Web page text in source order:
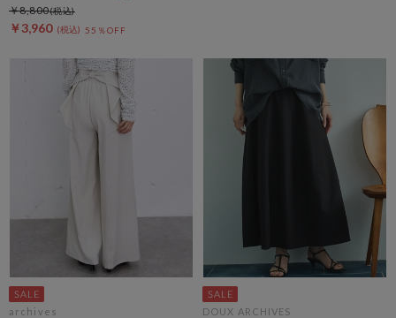
￥3,960 55％OFF
￥8,800
archives DOUX ARCHIVES